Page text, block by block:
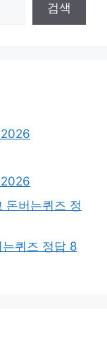
검색
돈버는퀴즈 정
퀴즈 정답 8